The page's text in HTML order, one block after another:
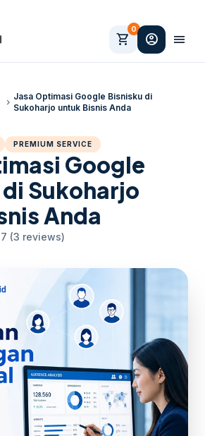
shopping_cart
0
account_circle menu
chevron_right
Jasa Optimasi Google Bisnisku di
Sukoharjo untuk Bisnis Anda
PREMIUM SERVICE
Google
Sukoharjo
Anda
(3 reviews)